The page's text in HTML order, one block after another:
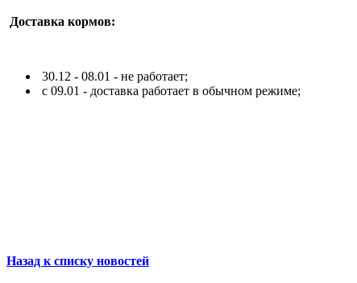
Доставка кормов:
30.12 - 08.01 - не работает;
c 09.01 - доставка работает в обычном режиме;
Назад к списку новостей